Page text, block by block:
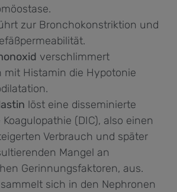
zur Bronchokonstriktion und
verschlimmert
mit Histamin die Hypotonie
löst eine disseminierte
(DIC), also einen
Verbrauch und später
Mangel an
Gerinnungsfaktoren, aus.
sammelt sich in den Nephronen